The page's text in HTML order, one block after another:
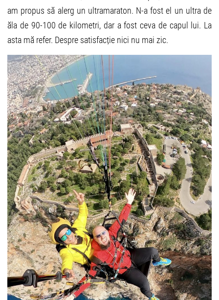
am propus să alerg un ultramaraton. N-a fost el un ultra de
ăla de 90-100 de kilometri, dar a fost ceva de capul lui. La
asta mă refer. Despre satisfacție nici nu mai zic.